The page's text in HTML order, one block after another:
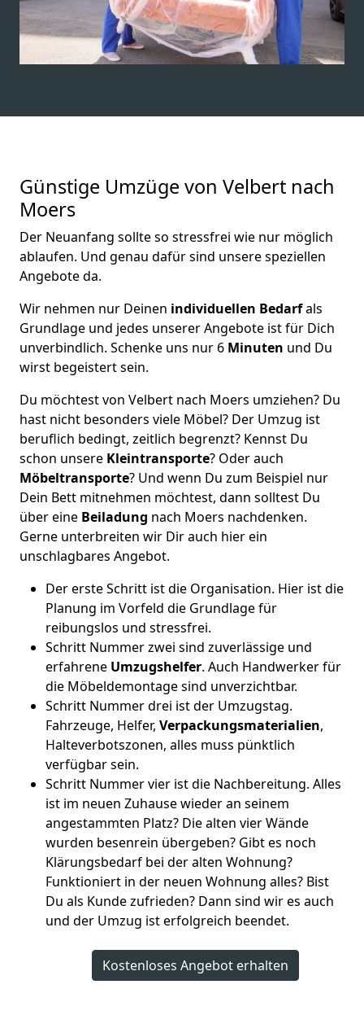
Günstige Umzüge von Velbert nach
Moers
Der Neuanfang sollte so stressfrei wie nur möglich
ablaufen. Und genau dafür sind unsere speziellen
Angebote da.
Wir nehmen nur Deinen individuellen Bedarfals
Grundlage und jedes unserer Angebote ist für Dich
unverbindlich. Schenke uns nur 6 Minuten und Du
wirst begeistert sein.
Du möchtest von Velbert nach Moers umziehen? Du
hast nicht besonders viele Möbel? Der Umzug ist
beruflich bedingt, zeitlich begrenzt? Kennst Du
schon unsere Kleintransporte? Oder auch
Möbeltransporte? Und wenn Du zum Beispiel nur
Dein Bett mitnehmen möchtest, dann solltest Du
über eine Beiladung nach Moers nachdenken.
Gerne unterbreiten wir Dir auch hier ein
unschlagbares Angebot.
Der erste Schritt ist die Organisation. Hier ist die
Planung im Vorfeld die Grundlage für
reibungslos und stressfrei.
Schritt Nummer zwei sind zuverlässige und
erfahrene Umzugshelfer. Auch Handwerker für
die Möbeldemontage sind unverzichtbar.
Schritt Nummer drei ist der Umzugstag.
Fahrzeuge, Helfer, Verpackungsmaterialien,
Halteverbotszonen, alles muss pünktlich
verfügbar sein.
Schritt Nummer vier ist die Nachbereitung. Alles
ist im neuen Zuhause wieder an seinem
angestammten Platz? Die alten vier Wände
wurden besenrein übergeben? Gibt es noch
Klärungsbedarf bei der alten Wohnung?
Funktioniert in der neuen Wohnung alles? Bist
Du als Kunde zufrieden? Dann sind wir es auch
und der Umzug ist erfolgreich beendet.
Kostenloses Angebot erhalten